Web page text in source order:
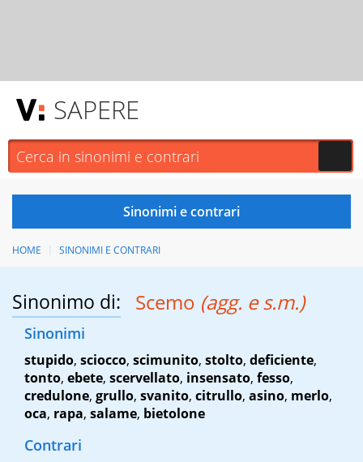
SAPERE
HOME SINONIMI E CONTRARI
Sinonimo di: Scemo (agg. e s.m.)
Sinonimi
stupido, sciocco, scimunito, stolto, deficiente,
tonto, ebete, scervellato, insensato, fesso,
credulone, grullo, svanito, citrullo, asino, merlo,
oca, rapa, salame, bietolone
Contrari